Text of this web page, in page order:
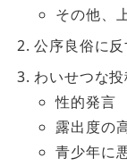
その他、
公序良俗に
わいせつな
性的発言
露出度の
青少年に